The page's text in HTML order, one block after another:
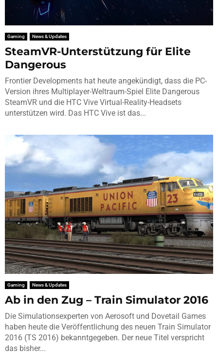
Gaming News & Updates
SteamVR-Unterstützung für Elite
Dangerous
Frontier Developments hat heute angekündigt, dass die PC-
Version ihres Multiplayer-Weltraum-Spiel Elite Dangerous
SteamVR und die HTC Vive Virtual-Reality-Headsets
unterstützen wird. Das HTC Vive ist das...
Gaming News & Updates
Ab in den Zug – Train Simulator 2016
Die Simulationsexperten von Aerosoft und Dovetail Games
haben heute die Veröffentlichung des neuen Train Simulator
2016 (TS 2016) bekanntgegeben. Der neue Titel verspricht
das bisher...